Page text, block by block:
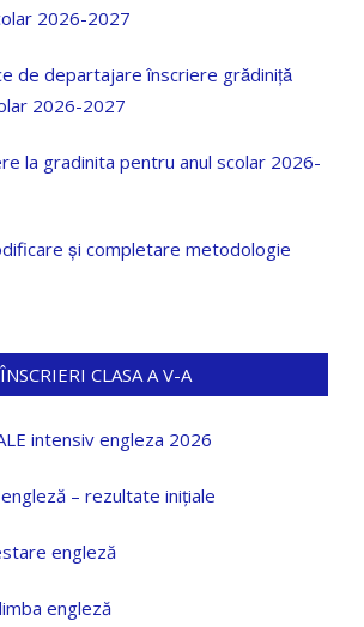
2026-2027
de departajare înscriere grădiniță
2026-2027
la gradinita pentru anul scolar 2026-
și completare metodologie
ÎNSCRIERI CLASA A V-A
intensiv engleza 2026
– rezultate inițiale
engleză
engleză